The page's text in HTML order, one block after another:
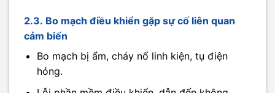
2.3. Bo mạch điều khiển gặp sự cố liên quan
cảm biến
Bo mạch bị ẩm, cháy nổ linh kiện, tụ điện
hỏng.